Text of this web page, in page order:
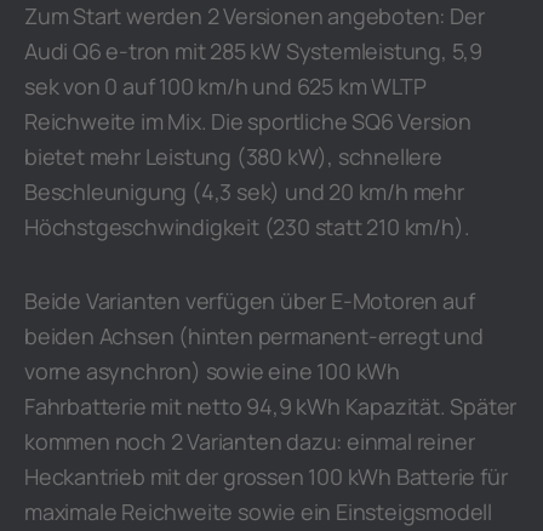
Zum Start werden 2 Versionen angeboten: Der
Audi Q6 e-tron mit 285 kW Systemleistung, 5,9
sek von 0 auf 100 km/h und 625 km WLTP
Reichweite im Mix. Die sportliche SQ6 Version
bietet mehr Leistung (380 kW), schnellere
Beschleunigung (4,3 sek) und 20 km/h mehr
Höchstgeschwindigkeit (230 statt 210 km/h).
Beide Varianten verfügen über E-Motoren auf
beiden Achsen (hinten permanent-erregt und
vorne asynchron) sowie eine 100 kWh
Fahrbatterie mit netto 94,9 kWh Kapazität. Später
kommen noch 2 Varianten dazu: einmal reiner
Heckantrieb mit der grossen 100 kWh Batterie für
maximale Reichweite sowie ein Einsteigsmodell